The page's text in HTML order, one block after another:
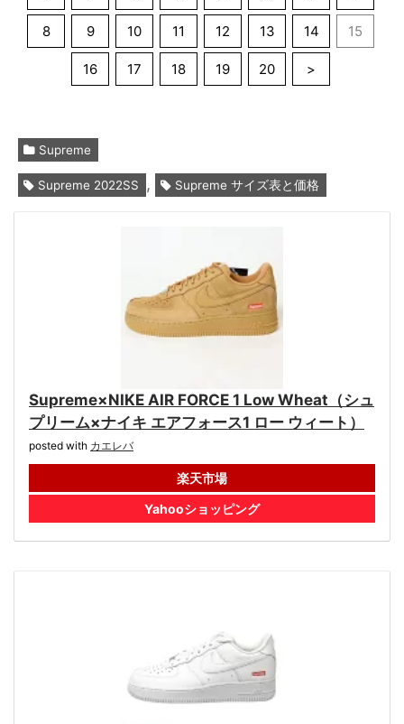
8 9 10 11 12 13 14 15
16 17 18 19 20 >
Supreme
Supreme 2022SS , Supreme サイズ表と価格
Supreme×NIKE AIR FORCE 1 Low Wheat（シュ
プリーム×ナイキ エアフォース1 ロー ウィート）
posted with カエレバ
楽天市場
Yahooショッピング